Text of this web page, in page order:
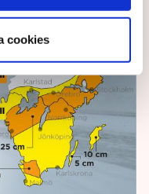
cookies